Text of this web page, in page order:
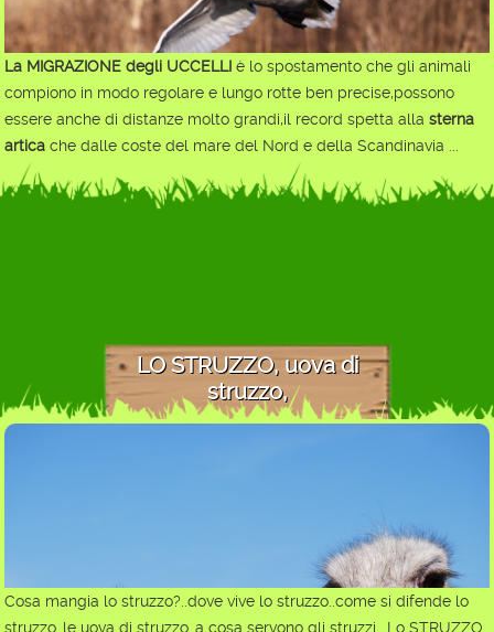
La MIGRAZIONE degli UCCELLI è lo spostamento che gli animali
compiono in modo regolare e lungo rotte ben precise,possono
essere anche di distanze molto grandi,il record spetta allasterna
artica che dalle coste del mare del Nord e della Scandinavia ...
LO STRUZZO, uova di
struzzo,
Cosa mangia lo struzzo?..dove vive lo struzzo..come si difende lo
struzzo..le uova di struzzo..a cosa servono gli struzzi.. Lo STRUZZO